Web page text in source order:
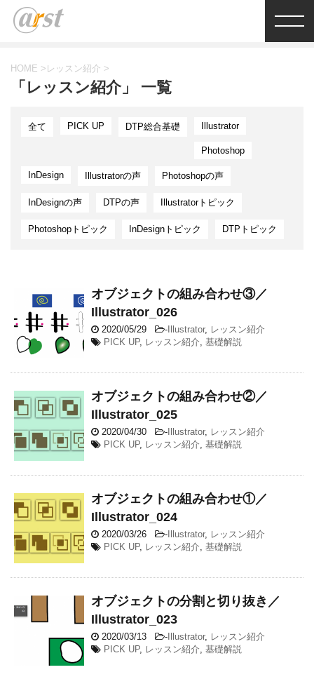
HOME > レッスン紹介 >
「レッスン紹介」 一覧
全て PICK UP DTP総合基礎 Illustrator
Photoshop
InDesign Illustratorの声 Photoshopの声
InDesignの声 DTPの声 Illustratorトピック
Photoshopトピック InDesignトピック DTPトピック
オブジェクトの組み合わせ③／
Illustrator_026
2020/05/29 - Illustrator, レッスン紹介
PICK UP, レッスン紹介, 基礎解説
オブジェクトの組み合わせ②／
Illustrator_025
2020/04/30 - Illustrator, レッスン紹介
PICK UP, レッスン紹介, 基礎解説
オブジェクトの組み合わせ①／
Illustrator_024
2020/03/26 - Illustrator, レッスン紹介
PICK UP, レッスン紹介, 基礎解説
オブジェクトの分割と切り抜き／
Illustrator_023
2020/03/13 - Illustrator, レッスン紹介
PICK UP, レッスン紹介, 基礎解説